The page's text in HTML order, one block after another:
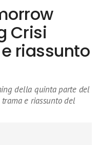
Crisi
riassunto
della quinta parte del
e riassunto del